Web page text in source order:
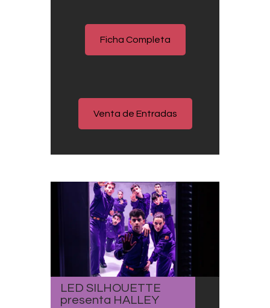
Ficha Completa
Venta de Entradas
LED SILHOUETTE
presenta HALLEY